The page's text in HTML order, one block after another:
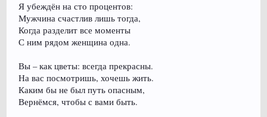
Я убеждён на сто процентов:
Мужчина счастлив лишь тогда,
Когда разделит все моменты
С ним рядом женщина одна.
Вы – как цветы: всегда прекрасны.
На вас посмотришь, хочешь жить.
Каким бы не был путь опасным,
Вернёмся, чтобы с вами быть.